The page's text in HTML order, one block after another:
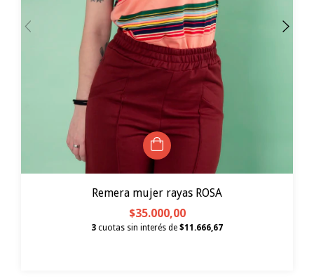
Remera mujer rayas ROSA
$35.000,00
3 cuotas sin interés de $11.666,67